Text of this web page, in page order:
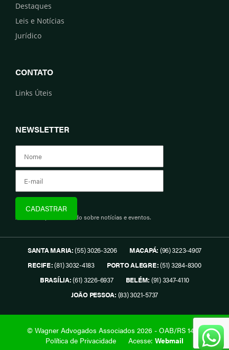
Destaques
Leis e Notícias
Jurídico
CONTATO
Links Úteis
NEWSLETTER
Assine e fique informado sobre notícias e eventos.
SANTA MARIA:(55) 3026-3206 MACAPÁ: (96) 3223-4907
RECIFE:(81) 3032-4183 PORTO ALEGRE:(51) 3284-8300
BRASÍLIA:(61) 3226-6937 BELÉM: (91) 3347-4110
JOÃO PESSOA: (83) 3021-5737
© Wagner Advogados Associados 2026 - OAB/RS 1419.
Política de Privacidade
Acesse: Webmail